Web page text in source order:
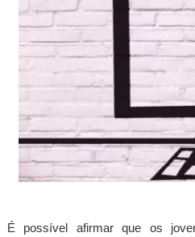
É possível afirmar que os